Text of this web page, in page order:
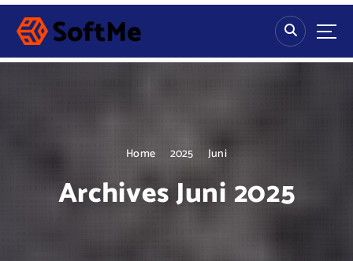
S
p
Home 2025 Juni
Archives Juni 2025